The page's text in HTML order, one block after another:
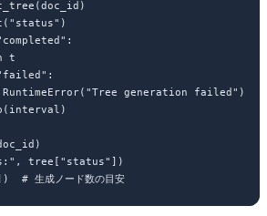
"status" )
:
t
:
RuntimeError( "Tree generation failed" )
, tree[ "status" ])
# 生成ノード数の目安